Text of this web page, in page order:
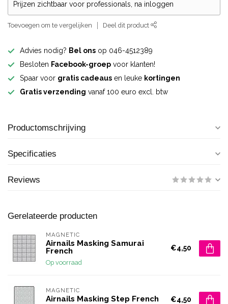
Prijzen zichtbaar voor professionals, na inloggen
Toevoegen om te vergelijken Deel dit product
Advies nodig? Bel ons op 046-4512389
Besloten Facebook-groep voor klanten!
Spaar voor gratis cadeaus en leuke kortingen
Gratis verzending vanaf 100 euro excl. btw
Productomschrijving
Specificaties
Reviews
Gerelateerde producten
MAGNETIC
Airnails Masking Samurai
French
Op voorraad
€4,50
MAGNETIC
Airnails Masking Step French €4,50